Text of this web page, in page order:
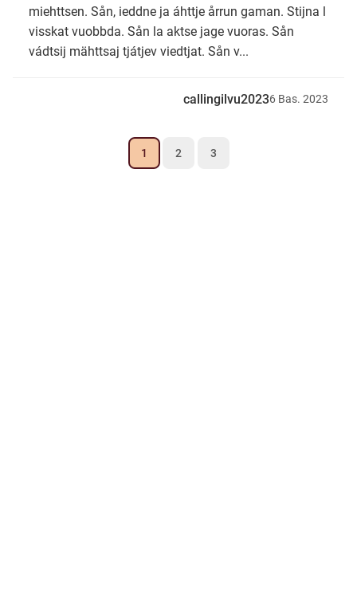
miehttsen. Sån, ieddne ja áhttje årrun gaman. Stijna l
visskat vuobbda. Sån la aktse jage vuoras. Sån
vádtsij mähttsaj tjátjev viedtjat. Sån v...
callingilvu20236 Bas. 2023
1 2 3